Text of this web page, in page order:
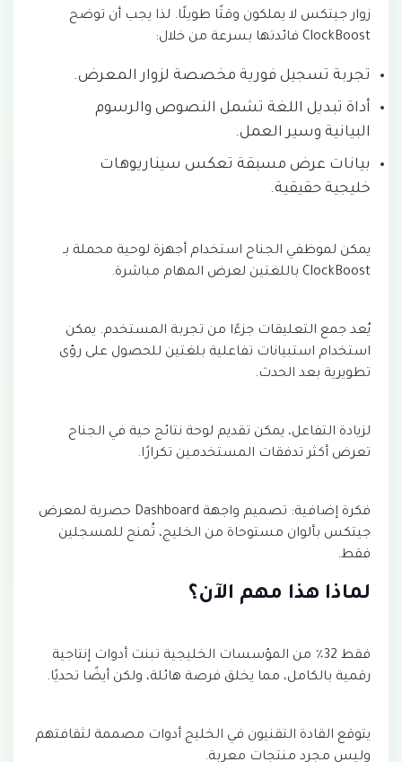
زوار جيتكس لا يملكون وقتًا طويلًا. لذا يجب أن توضح
ClockBoost فائدتها بسرعة من خلال:
تجربة تسجيل فورية مخصصة لزوار المعرض.
أداة تبديل اللغة تشمل النصوص والرسوم
البيانية وسير العمل.
بيانات عرض مسبقة تعكس سيناريوهات
خليجية حقيقية.
يمكن لموظفي الجناح استخدام أجهزة لوحية محملة بـ
ClockBoost باللغتين لعرض المهام مباشرة.
يُعد جمع التعليقات جزءًا من تجربة المستخدم. يمكن
استخدام استبيانات تفاعلية بلغتين للحصول على رؤى
تطويرية بعد الحدث.
لزيادة التفاعل، يمكن تقديم لوحة نتائج حية في الجناح
تعرض أكثر تدفقات المستخدمين تكرارًا.
فكرة إضافية: تصميم واجهة Dashboard حصرية لمعرض
جيتكس بألوان مستوحاة من الخليج، تُمنح للمسجلين
فقط.
لماذا هذا مهم الآن؟
فقط 32٪ من المؤسسات الخليجية تبنت أدوات إنتاجية
رقمية بالكامل، مما يخلق فرصة هائلة، ولكن أيضًا تحديًا.
يتوقع القادة التقنيون في الخليج أدوات مصممة لثقافتهم
وليس مجرد منتجات معربة.